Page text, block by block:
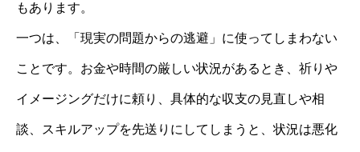
もあります。
一つは、「現実の問題からの逃避」に使ってしまわない
ことです。お金や時間の厳しい状況があるとき、祈りや
イメージングだけに頼り、具体的な収支の見直しや相
談、スキルアップを先送りにしてしまうと、状況は悪化